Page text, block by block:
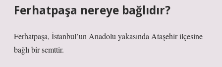
Ferhatpaşa nereye bağlıdır?
Ferhatpaşa, İstanbul’un Anadolu yakasında Ataşehir ilçesine
bağlı bir semttir.